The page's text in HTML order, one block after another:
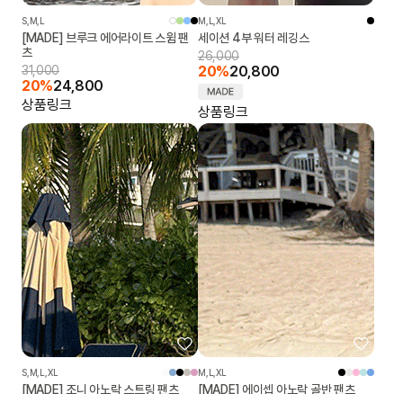
S,M,L
[MADE] 브루크 에어라이트 스윔 팬
츠
31,000
20%24,800
상품링크
M,L,XL
세이션 4부 워터 레깅스
26,000
20%20,800
상품링크
S,M,L,XL
[MADE] 조니 아노락 스트링 팬츠
M,L,XL
[MADE] 에이셉 아노락 골반 팬츠